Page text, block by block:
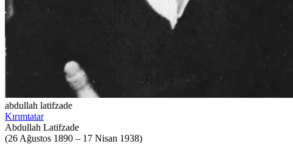
abdullah latifzade
Kırımtatar
Abdullah Latifzade
(26 Ağustos 1890 – 17 Nisan 1938)